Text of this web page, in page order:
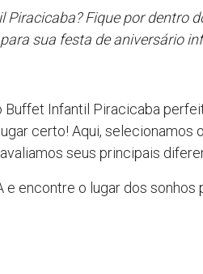
Fique por dentro
sua festa de aniversário
Buffet Infantil Piracicaba
certo! Aqui, selecionamos
seus principais
e encontre o lugar dos sonhos